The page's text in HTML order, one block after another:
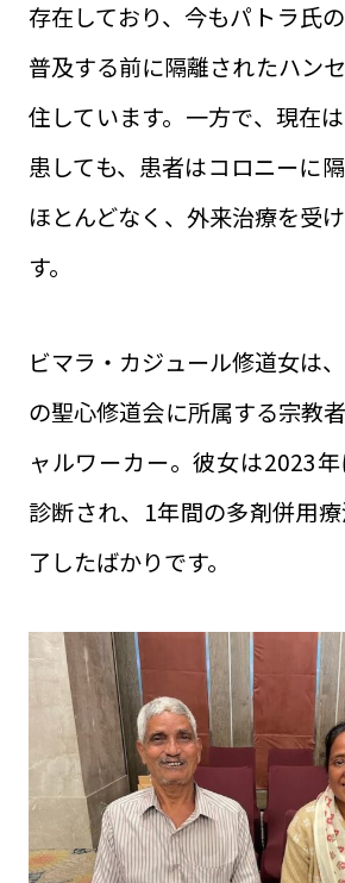
存在しており、今もパトラ氏
普及する前に隔離されたハン
住しています。一方で、現在
患しても、患者はコロニーに
ほとんどなく、外来治療を受
す。
ビマラ・カジュール修道女は
の聖心修道会に所属する宗教
ャルワーカー。彼女は2023
診断され、1年間の多剤併用
了したばかりです。